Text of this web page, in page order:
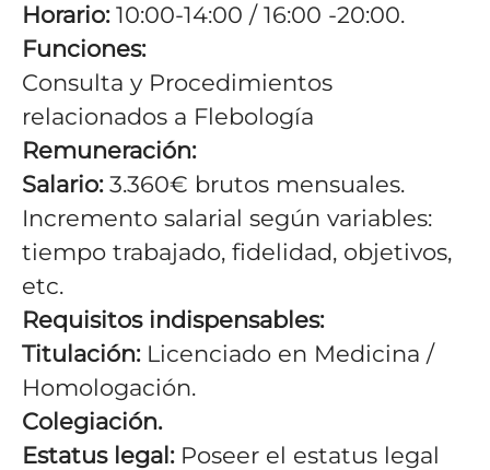
Horario: 10:00-14:00 / 16:00 -20:00.
Funciones:
Consulta y Procedimientos
relacionados a Flebología
Remuneración:
Salario:3.360€ brutos mensuales.
Incremento salarial según variables:
tiempo trabajado, fidelidad, objetivos,
etc.
Requisitos indispensables:
Titulación:Licenciado en Medicina /
Homologación.
Colegiación.
Estatus legal:Poseer el estatus legal